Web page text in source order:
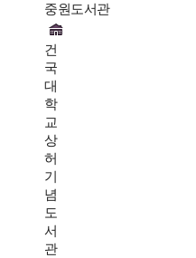
중원도서관
건
국
대
학
교
상
허
기
념
도
서
관